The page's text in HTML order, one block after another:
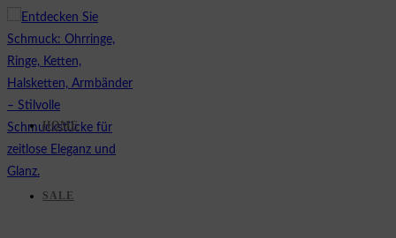
Zum
Inhalt
springen
HOME
SALE